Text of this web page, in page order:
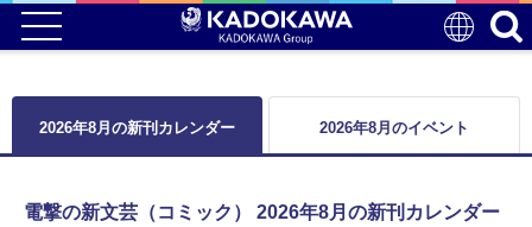
2026年8月の新刊カレンダー 2026年8月のイベント
電撃の新文芸（コミック） 2026年8月の新刊カレンダー